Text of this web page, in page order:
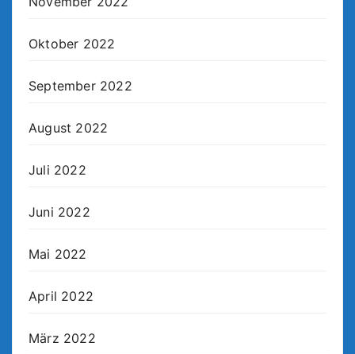
Oktober 2022
September 2022
August 2022
Juli 2022
Juni 2022
Mai 2022
April 2022
März 2022